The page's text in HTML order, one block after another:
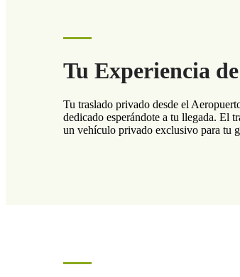
Tu Experiencia
Tu traslado privado desde el
dedicado esperándote a tu llegada. El
un vehículo privado exclusivo para tu